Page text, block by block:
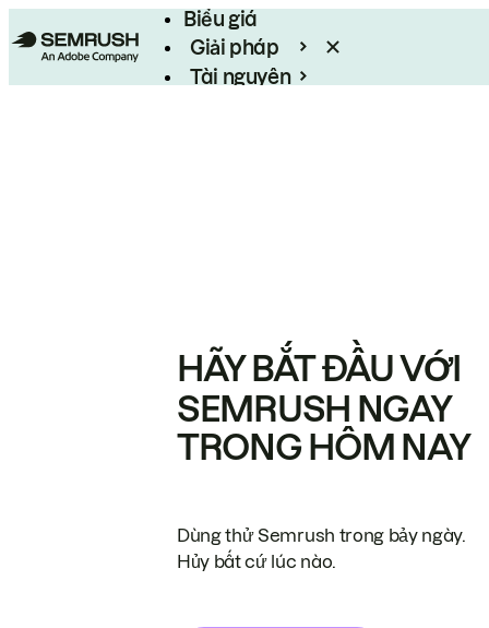
Biểu giá
Giải pháp
Tài nguyên
HÃY BẮT ĐẦU VỚI
SEMRUSH NGAY
TRONG HÔM NAY
Dùng thử Semrush trong bảy ngày.
Hủy bất cứ lúc nào.